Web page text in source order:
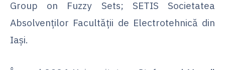
Group on Fuzzy Sets; SETIS Societatea
Absolvenţilor Facultăţii de Electrotehnică din
Iaşi.